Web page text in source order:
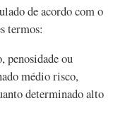
de acordo com o
termos:
penosidade ou
médio risco,
determinado alto